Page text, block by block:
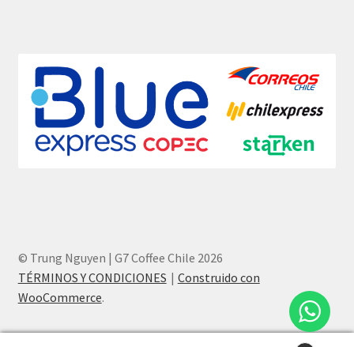
© Trung Nguyen | G7 Coffee Chile 2026
TÉRMINOS Y CONDICIONES
Construido con
WooCommerce.